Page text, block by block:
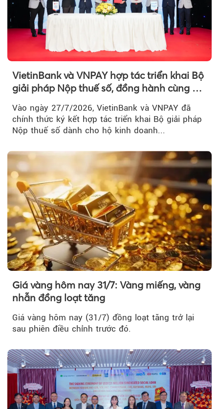
VietinBank và VNPAY hợp tác triển khai Bộ
giải pháp Nộp thuế số, đồng hành cùng hộ
Vào ngày 27/7/2026, VietinBank và VNPAY đã
chính thức ký kết hợp tác triển khai Bộ giải pháp
Nộp thuế số dành cho hộ kinh doanh...
Giá vàng hôm nay 31/7: Vàng miếng, vàng
nhẫn đồng loạt tăng
Giá vàng hôm nay (31/7) đồng loạt tăng trở lại
sau phiên điều chỉnh trước đó.